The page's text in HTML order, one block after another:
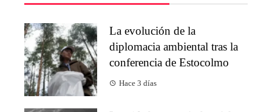
La evolución de la
diplomacia ambiental tras la
conferencia de Estocolmo
Hace 3 días